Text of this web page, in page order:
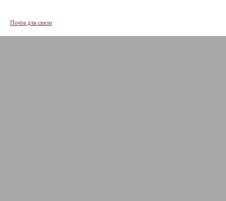
Почта для связи